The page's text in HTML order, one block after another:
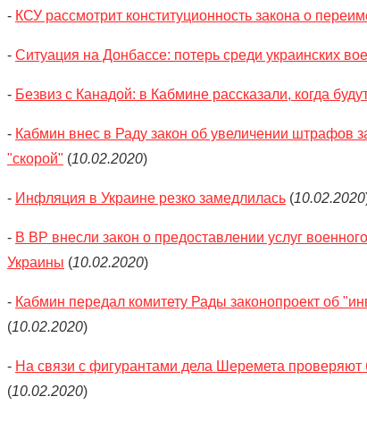
- КСУ рассмотрит конституционность закона о
- Ситуация на Донбассе: потерь среди украинских
- Безвиз с Канадой: в Кабмине рассказали, когда
- Кабмин внес в Раду закон об увеличении штрафов
"скорой" (10.02.2020)
- Инфляция в Украине резко замедлилась (10.02.2020
- В ВР внесли закон о предоставлении услуг
Украины (10.02.2020)
- Кабмин передал комитету Рады законопроект об
(10.02.2020)
- На связи с фигурантами дела Шеремета проверяют
(10.02.2020)